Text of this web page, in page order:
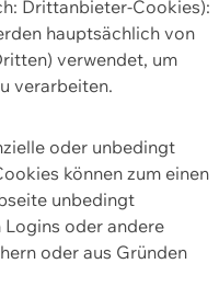
Drittanbieter-Cookies):
hauptsächlich von
verwendet, um
verarbeiten.
oder unbedingt
können zum einen
unbedingt
Logins oder andere
oder aus Gründen